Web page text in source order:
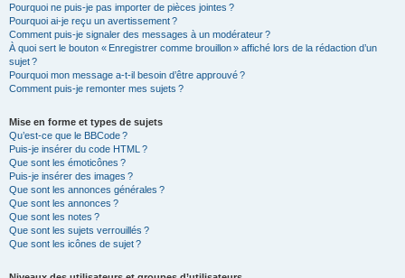
Pourquoi ne puis-je pas importer de pièces jointes ?
Pourquoi ai-je reçu un avertissement ?
Comment puis-je signaler des messages à un modérateur ?
À quoi sert le bouton « Enregistrer comme brouillon » affiché lors de la rédaction d’un
sujet ?
Pourquoi mon message a-t-il besoin d’être approuvé ?
Comment puis-je remonter mes sujets ?
Mise en forme et types de sujets
Qu’est-ce que le BBCode ?
Puis-je insérer du code HTML ?
Que sont les émoticônes ?
Puis-je insérer des images ?
Que sont les annonces générales ?
Que sont les annonces ?
Que sont les notes ?
Que sont les sujets verrouillés ?
Que sont les icônes de sujet ?